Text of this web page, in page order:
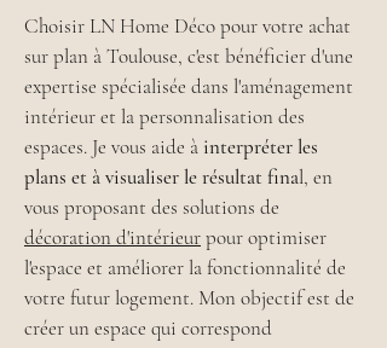
Choisir LN Home Déco pour votre achat
sur plan à Toulouse, c'est bénéficier d'une
expertise spécialisée dans l'aménagement
intérieur et la personnalisation des
espaces. Je vous aide à interpréter les
plans et à visualiser le résultat final, en
vous proposant des solutions de
décoration d'intérieurpour optimiser
l'espace et améliorer la fonctionnalité de
votre futur logement. Mon objectif est de
créer un espace qui correspond